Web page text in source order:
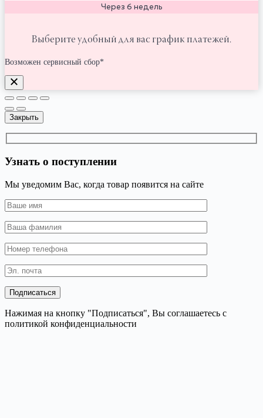
Через 6 недель
Выберите удобный для вас график платежей.
Возможен сервисный сбор*
Закрыть
Узнать о поступлении
Мы уведомим Вас, когда товар появится на сайте
Нажимая на кнопку "Подписаться", Вы соглашаетесь с
политикой конфиденциальности